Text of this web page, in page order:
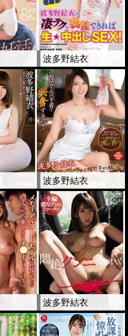
波多野結衣
波多野結衣
波多野結衣